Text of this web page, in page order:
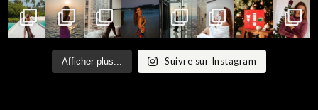
Afficher plus... Suivre sur Instagram